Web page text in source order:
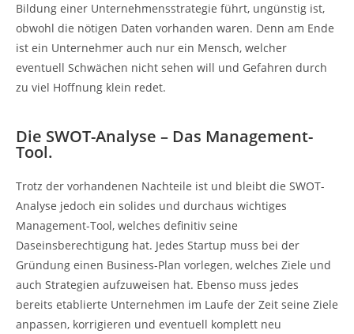
Bildung einer Unternehmensstrategie führt, ungünstig ist,
obwohl die nötigen Daten vorhanden waren. Denn am Ende
ist ein Unternehmer auch nur ein Mensch, welcher
eventuell Schwächen nicht sehen will und Gefahren durch
zu viel Hoffnung klein redet.
Die SWOT-Analyse – Das Management-
Tool.
Trotz der vorhandenen Nachteile ist und bleibt die SWOT-
Analyse jedoch ein solides und durchaus wichtiges
Management-Tool, welches definitiv seine
Daseinsberechtigung hat. Jedes Startup muss bei der
Gründung einen Business-Plan vorlegen, welches Ziele und
auch Strategien aufzuweisen hat. Ebenso muss jedes
bereits etablierte Unternehmen im Laufe der Zeit seine Ziele
anpassen, korrigieren und eventuell komplett neu